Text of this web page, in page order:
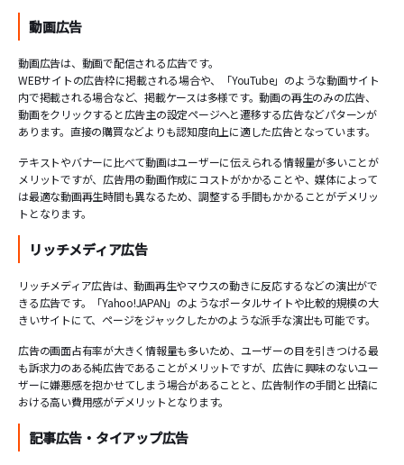
動画広告
動画広告は、動画で配信される広告です。
WEBサイトの広告枠に掲載される場合や、「YouTube」のような動画サイト
内で掲載される場合など、掲載ケースは多様です。動画の再生のみの広告、
動画をクリックすると広告主の設定ページへと遷移する広告などパターンが
あります。直接の購買などよりも認知度向上に適した広告となっています。
テキストやバナーに比べて動画はユーザーに伝えられる情報量が多いことが
メリットですが、広告用の動画作成にコストがかかることや、媒体によって
は最適な動画再生時間も異なるため、調整する手間もかかることがデメリッ
トとなります。
リッチメディア広告
リッチメディア広告は、動画再生やマウスの動きに反応するなどの演出がで
きる広告です。「Yahoo!JAPAN」のようなポータルサイトや比較的規模の大
きいサイトにて、ページをジャックしたかのような派手な演出も可能です。
広告の画面占有率が大きく情報量も多いため、ユーザーの目を引きつける最
も訴求力のある純広告であることがメリットですが、広告に興味のないユー
ザーに嫌悪感を抱かせてしまう場合があることと、広告制作の手間と出稿に
おける高い費用感がデメリットとなります。
記事広告・タイアップ広告